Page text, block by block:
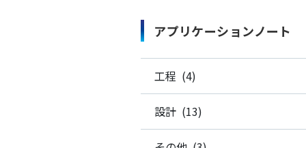
アプリケーションノート
工程 (4)
設計 (13)